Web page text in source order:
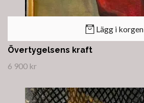
Lägg i korgen
Övertygelsens kraft
6 900 kr